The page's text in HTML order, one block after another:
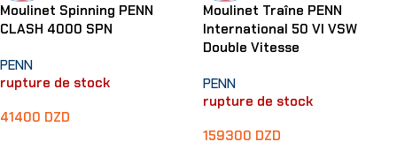
Moulinet Spinning PENN
CLASH 4000 SPN
PENN
rupture de stock
41400 DZD
Moulinet Traîne PENN
International 50 VI VSW
Double Vitesse
PENN
rupture de stock
159300 DZD